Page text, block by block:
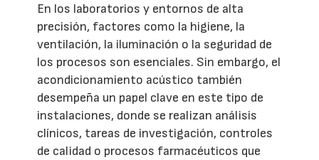
En los laboratorios y entornos de alta
precisión, factores como la higiene, la
ventilación, la iluminación o la seguridad de
los procesos son esenciales. Sin embargo, el
acondicionamiento acústico también
desempeña un papel clave en este tipo de
instalaciones, donde se realizan análisis
clínicos, tareas de investigación, controles
de calidad o procesos farmacéuticos que